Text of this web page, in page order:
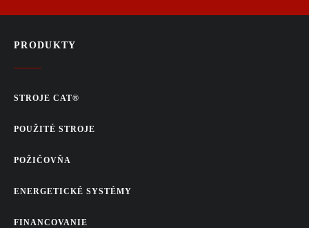
PRODUKTY
STROJE CAT®
POUŽITÉ STROJE
POŽIČOVŇA
ENERGETICKÉ SYSTÉMY
FINANCOVANIE